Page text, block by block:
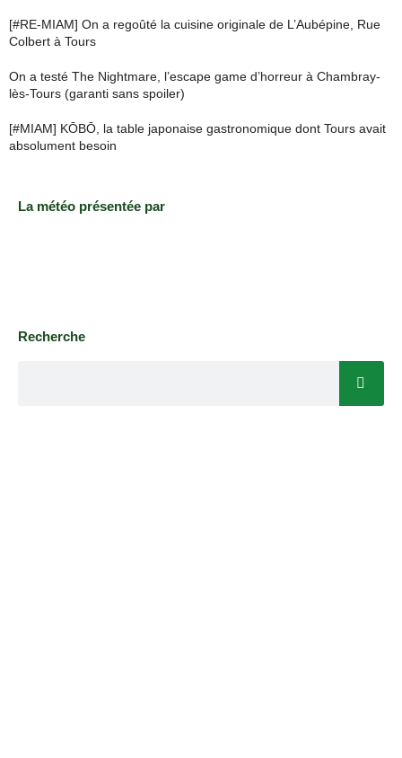
[#RE-MIAM] On a regoûté la cuisine originale de L’Aubépine, Rue
Colbert à Tours
On a testé The Nightmare, l’escape game d’horreur à Chambray-
lès-Tours (garanti sans spoiler)
[#MIAM] KŌBŌ, la table japonaise gastronomique dont Tours avait
absolument besoin
La météo présentée par
Recherche